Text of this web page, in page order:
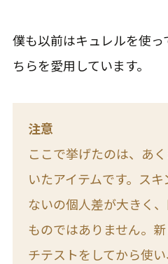
僕も以前はキュレルを使
ちらを愛用しています。
注意
ここで挙げたのは、あ
いたアイテムです。ス
ないの個人差が大きく
ものではありません。
チテストをしてから使